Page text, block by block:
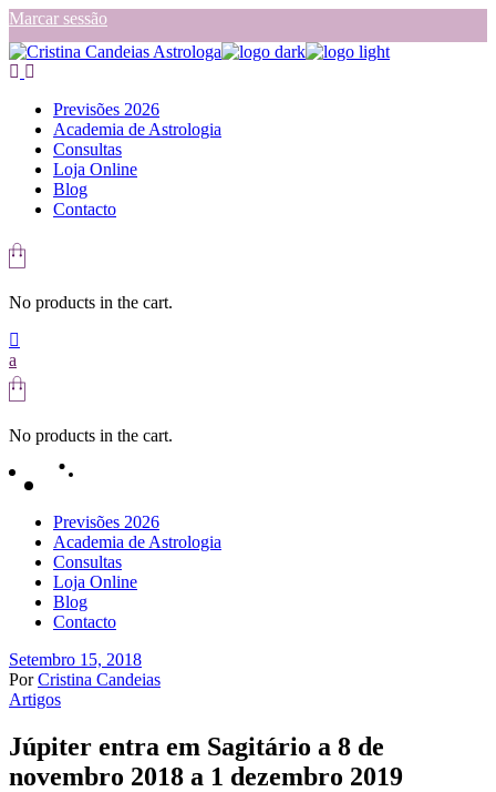
Skip
the
content
Marcar sessão
Previsões 2026
Academia de Astrologia
Consultas
Loja Online
Blog
Contacto
No products in the cart.
No products in the cart.
Previsões 2026
Academia de Astrologia
Consultas
Loja Online
Blog
Contacto
Setembro 15, 2018
Por Cristina Candeias
Artigos
Júpiter entra em Sagitário a 8 de
novembro 2018 a 1 dezembro 2019